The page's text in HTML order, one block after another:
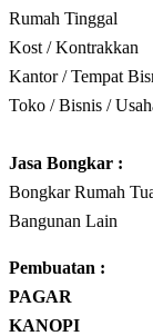
Rumah Tinggal
Kost / Kontrakkan
Kantor / Tempat
Toko / Bisnis /
Jasa Bongkar :
Bongkar Rumah
Bangunan Lain
Pembuatan :
PAGAR
KANOPI